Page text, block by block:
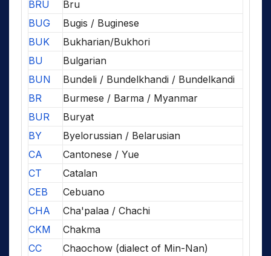
BRU
Bru
BUG
Bugis / Buginese
BUK
Bukharian/Bukhori
BU
Bulgarian
BUN
Bundeli / Bundelkhandi / Bundelkandi
BR
Burmese / Barma / Myanmar
BUR
Buryat
BY
Byelorussian / Belarusian
CA
Cantonese / Yue
CT
Catalan
CEB
Cebuano
CHA
Cha'palaa / Chachi
CKM
Chakma
CC
Chaochow (dialect of Min-Nan)